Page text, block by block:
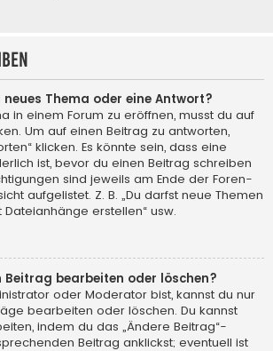
neues Thema oder eine Antwort?
in einem Forum zu eröffnen, musst du auf
Um auf einen Beitrag zu antworten,
klicken. Es könnte sein, dass eine
ist, bevor du einen Beitrag schreiben
sind jeweils am Ende der Foren-
aufgelistet. Z. B. „Du darfst neue Themen
Dateianhänge erstellen“ usw.
Beitrag bearbeiten oder löschen?
oder Moderator bist, kannst du nur
bearbeiten oder löschen. Du kannst
indem du das „Ändere Beitrag“-
Beitrag anklickst; eventuell ist